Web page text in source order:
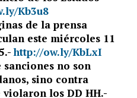
Kb3u8
de la prensa
este miércoles 11
http://ow.ly/KbLxI
sanciones no son
sino contra
los DD HH.-